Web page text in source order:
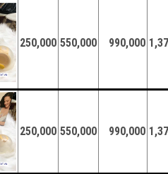
250,000 550,000 990,000
250,000 550,000 990,000